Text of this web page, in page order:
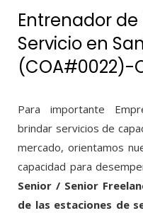
Entrenador
Servicio en
(COA#0022)-
Para importante
brindar servicios de
mercado, orientamos
capacidad para
Senior / Senior
de las estaciones de